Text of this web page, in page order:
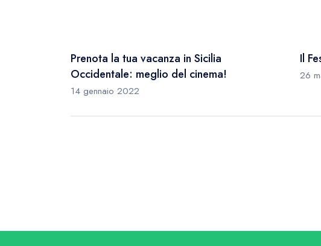
Prenota la tua vacanza in Sicilia
Occidentale: meglio del cinema!
14 gennaio 2022
Il
26